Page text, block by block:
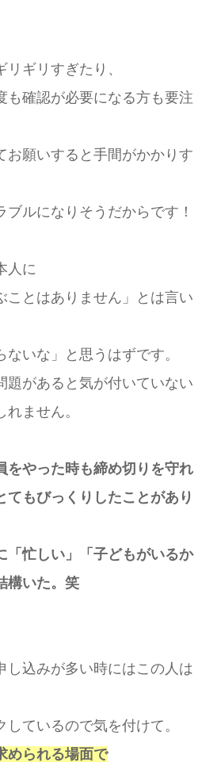
ギリすぎたり、
も確認が必要になる方も要注
お願いすると手間がかかりす
ブルになりそうだからです！
人に
ことはありません」とは言い
ないな」と思うはずです。
題があると気が付いていない
ません。
をやった時も締め切りを守れ
てもびっくりしたことがあり
「忙しい」「子どもがいるか
構いた。笑
し込みが多い時にはこの人は
しているので気を付けて。
められる場面で